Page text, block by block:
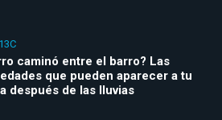
caminó entre el barro? Las
que pueden aparecer a tu
después de las lluvias